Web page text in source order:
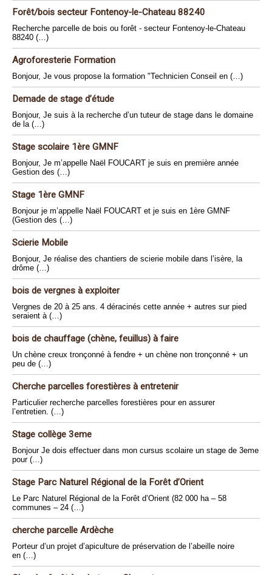
Forêt/bois secteur Fontenoy-le-Chateau 88240
Recherche parcelle de bois ou forêt - secteur Fontenoy-le-Chateau
88240 (…)
Agroforesterie Formation
Bonjour, Je vous propose la formation "Technicien Conseil en (…)
Demade de stage d’étude
Bonjour, Je suis à la recherche d’un tuteur de stage dans le domaine
de la (…)
Stage scolaire 1ère GMNF
Bonjour, Je m’appelle Naël FOUCART je suis en première année
Gestion des (…)
Stage 1ère GMNF
Bonjour je m’appelle Naël FOUCART et je suis en 1ère GMNF
(Gestion des (…)
Scierie Mobile
Bonjour, Je réalise des chantiers de scierie mobile dans l’isère, la
drôme (…)
bois de vergnes à exploiter
Vergnes de 20 à 25 ans. 4 déracinés cette année + autres sur pied
seraient à (…)
bois de chauffage (chène, feuillus) à faire
Un chène creux tronçonné à fendre + un chène non tronçonné + un
peu de (…)
Cherche parcelles forestières à entretenir
Particulier recherche parcelles forestières pour en assurer
l’entretien. (…)
Stage collège 3eme
Bonjour Je dois effectuer dans mon cursus scolaire un stage de 3eme
pour (…)
Stage Parc Naturel Régional de la Forêt d’Orient
Le Parc Naturel Régional de la Forêt d’Orient (82 000 ha – 58
communes – 24 (…)
cherche parcelle Ardèche
Porteur d’un projet d’apiculture de préservation de l’abeille noire
en (…)